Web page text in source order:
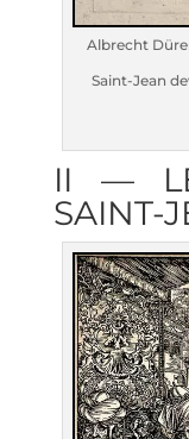
Albrecht
Saint-Jean
II —
SAINT-